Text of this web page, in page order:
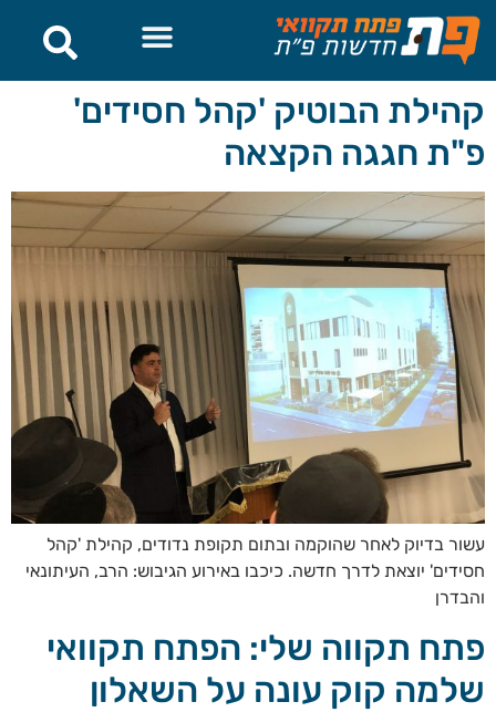
לתוכן
קהילת הבוטיק 'קהל חסידים'
פ"ת חגגה הקצאה
עשור בדיוק לאחר שהוקמה ובתום תקופת נדודים, קהילת 'קהל
חסידים' יוצאת לדרך חדשה. כיכבו באירוע הגיבוש: הרב, העיתונאי
והבדרן
פתח תקווה שלי: הפתח תקוואי
שלמה קוק עונה על השאלון